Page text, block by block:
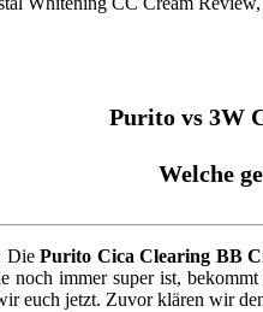
Purito vs 3W
Welche
DiePurito Cica Clearing BB
noch immer super ist,
euch jetzt. Zuvor klären wir